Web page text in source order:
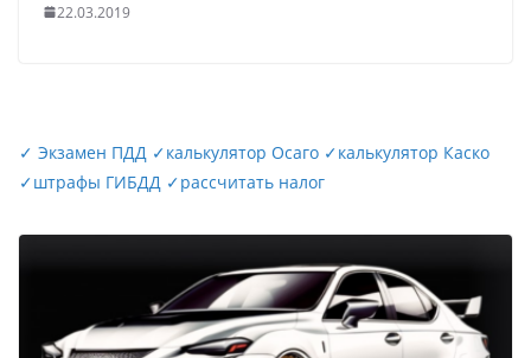
22.03.2019
✓ Экзамен ПДД ✓калькулятор Осаго ✓калькулятор Каско
✓штрафы ГИБДД ✓рассчитать налог